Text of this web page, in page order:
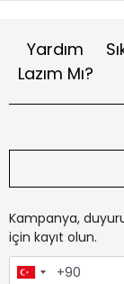
Yardım
Lazım Mı?
Kampanya,
için kayıt olun.